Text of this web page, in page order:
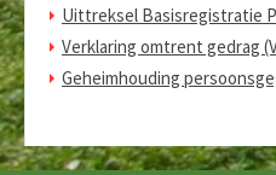
Uittreksel Basisregistratie
Verklaring omtrent gedrag
Geheimhouding